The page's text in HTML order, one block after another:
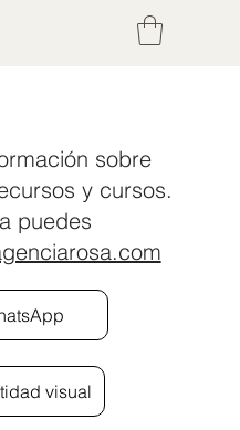
sobre
y cursos.
puedes
visual